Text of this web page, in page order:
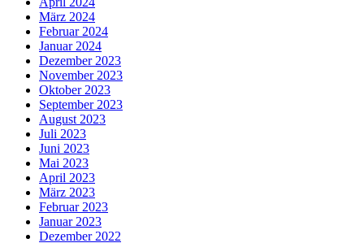
März 2024
Februar 2024
Januar 2024
Dezember 2023
November 2023
Oktober 2023
September 2023
August 2023
Juli 2023
Juni 2023
Mai 2023
April 2023
März 2023
Februar 2023
Januar 2023
Dezember 2022